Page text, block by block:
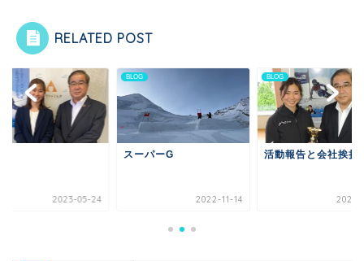
RELATED POST
2023-05-24
BLOG
スーパーG
2022-11-14
BLOG
活動報告と会社挨拶
2021-